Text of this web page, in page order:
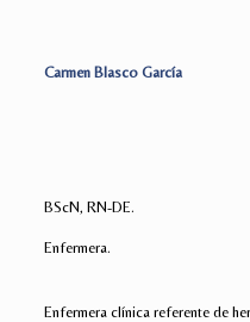
Carmen Blasco García
BScN, RN-DE.
Enfermera.
Enfermera clínica referente de